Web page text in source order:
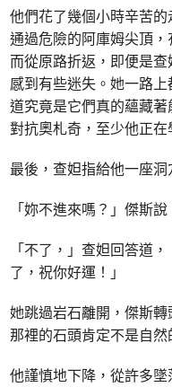
他們花了幾個小時辛苦
通過危險的阿庫姆尖頂
而從原路折返，即便是
感到有些迷失。她一路
道究竟是它們真的蘊藏
對抗奧札奇，至少他正在
最後，查妲指給他一座
「妳不進來嗎？」傑斯說
「不了，」查妲回答道
了，祝你好運！」
她跳過岩石離開，傑斯
那裡的石頭肯定不是自然
他謹慎地下降，從許多